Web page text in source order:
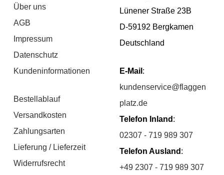
Über uns
AGB
Impressum
Datenschutz
Kundeninformationen
Bestellablauf
Versandkosten
Zahlungsarten
Lieferung / Lieferzeit
Widerrufsrecht
Lünener Straße 23B
D-59192 Bergkamen
Deutschland
E-Mail :
kundenservice@flaggen
platz.de
Telefon Inland :
02307 - 719 989 307
Telefon Ausland :
+49 2307 - 719 989 307